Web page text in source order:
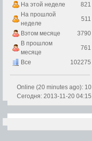
На этой неделе
821
На прошлой
неделе
511
Вэтом месяце
3790
В прошлом
месяце
761
Все 102275
Online (20 minutes ago): 10
Сегодня: 2013-11-20 04:15